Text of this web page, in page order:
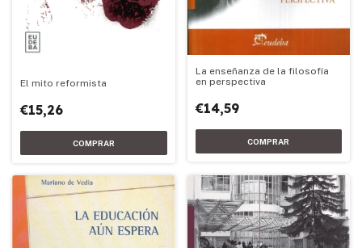
El mito reformista
€15,26
La enseñanza de la filosofía
en perspectiva
€14,59